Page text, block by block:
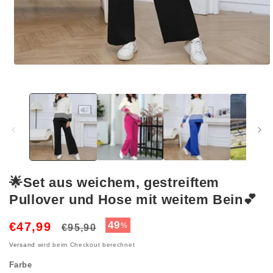
Modal
🌟Set aus weichem, gestreiftem
Pullover und Hose mit weitem Bein💕
€47,99
Normaler
€95,90 Verkaufspreis
49%
Versand wird beim Checkout berechnet
Farbe